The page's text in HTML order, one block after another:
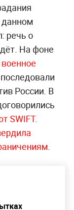
данном
речь о
На фоне
России. В
SWIFT.